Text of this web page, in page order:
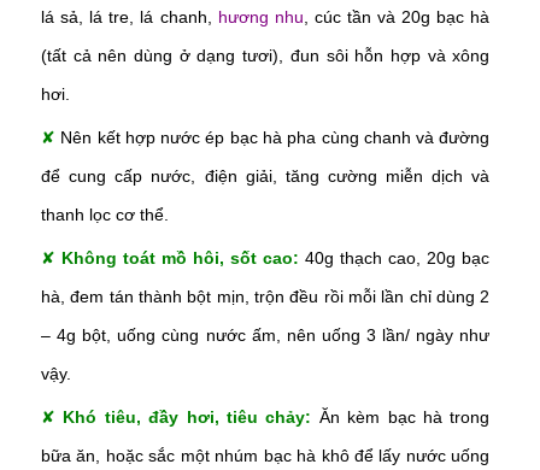
lá sả, lá tre, lá chanh, hương nhu , cúc tần và 20g bạc hà
(tất cả nên dùng ở dạng tươi), đun sôi hỗn hợp và xông
hơi.
✘ Nên kết hợp nước ép bạc hà pha cùng chanh và đường
để cung cấp nước, điện giải, tăng cường miễn dịch và
thanh lọc cơ thể.
✘ Không toát mồ hôi, sốt cao: 40g thạch cao, 20g bạc
hà, đem tán thành bột mịn, trộn đều rồi mỗi lần chỉ dùng 2
– 4g bột, uống cùng nước ấm, nên uống 3 lần/ ngày như
vậy.
✘ Khó tiêu, đầy hơi, tiêu chảy: Ăn kèm bạc hà trong
bữa ăn, hoặc sắc một nhúm bạc hà khô để lấy nước uống